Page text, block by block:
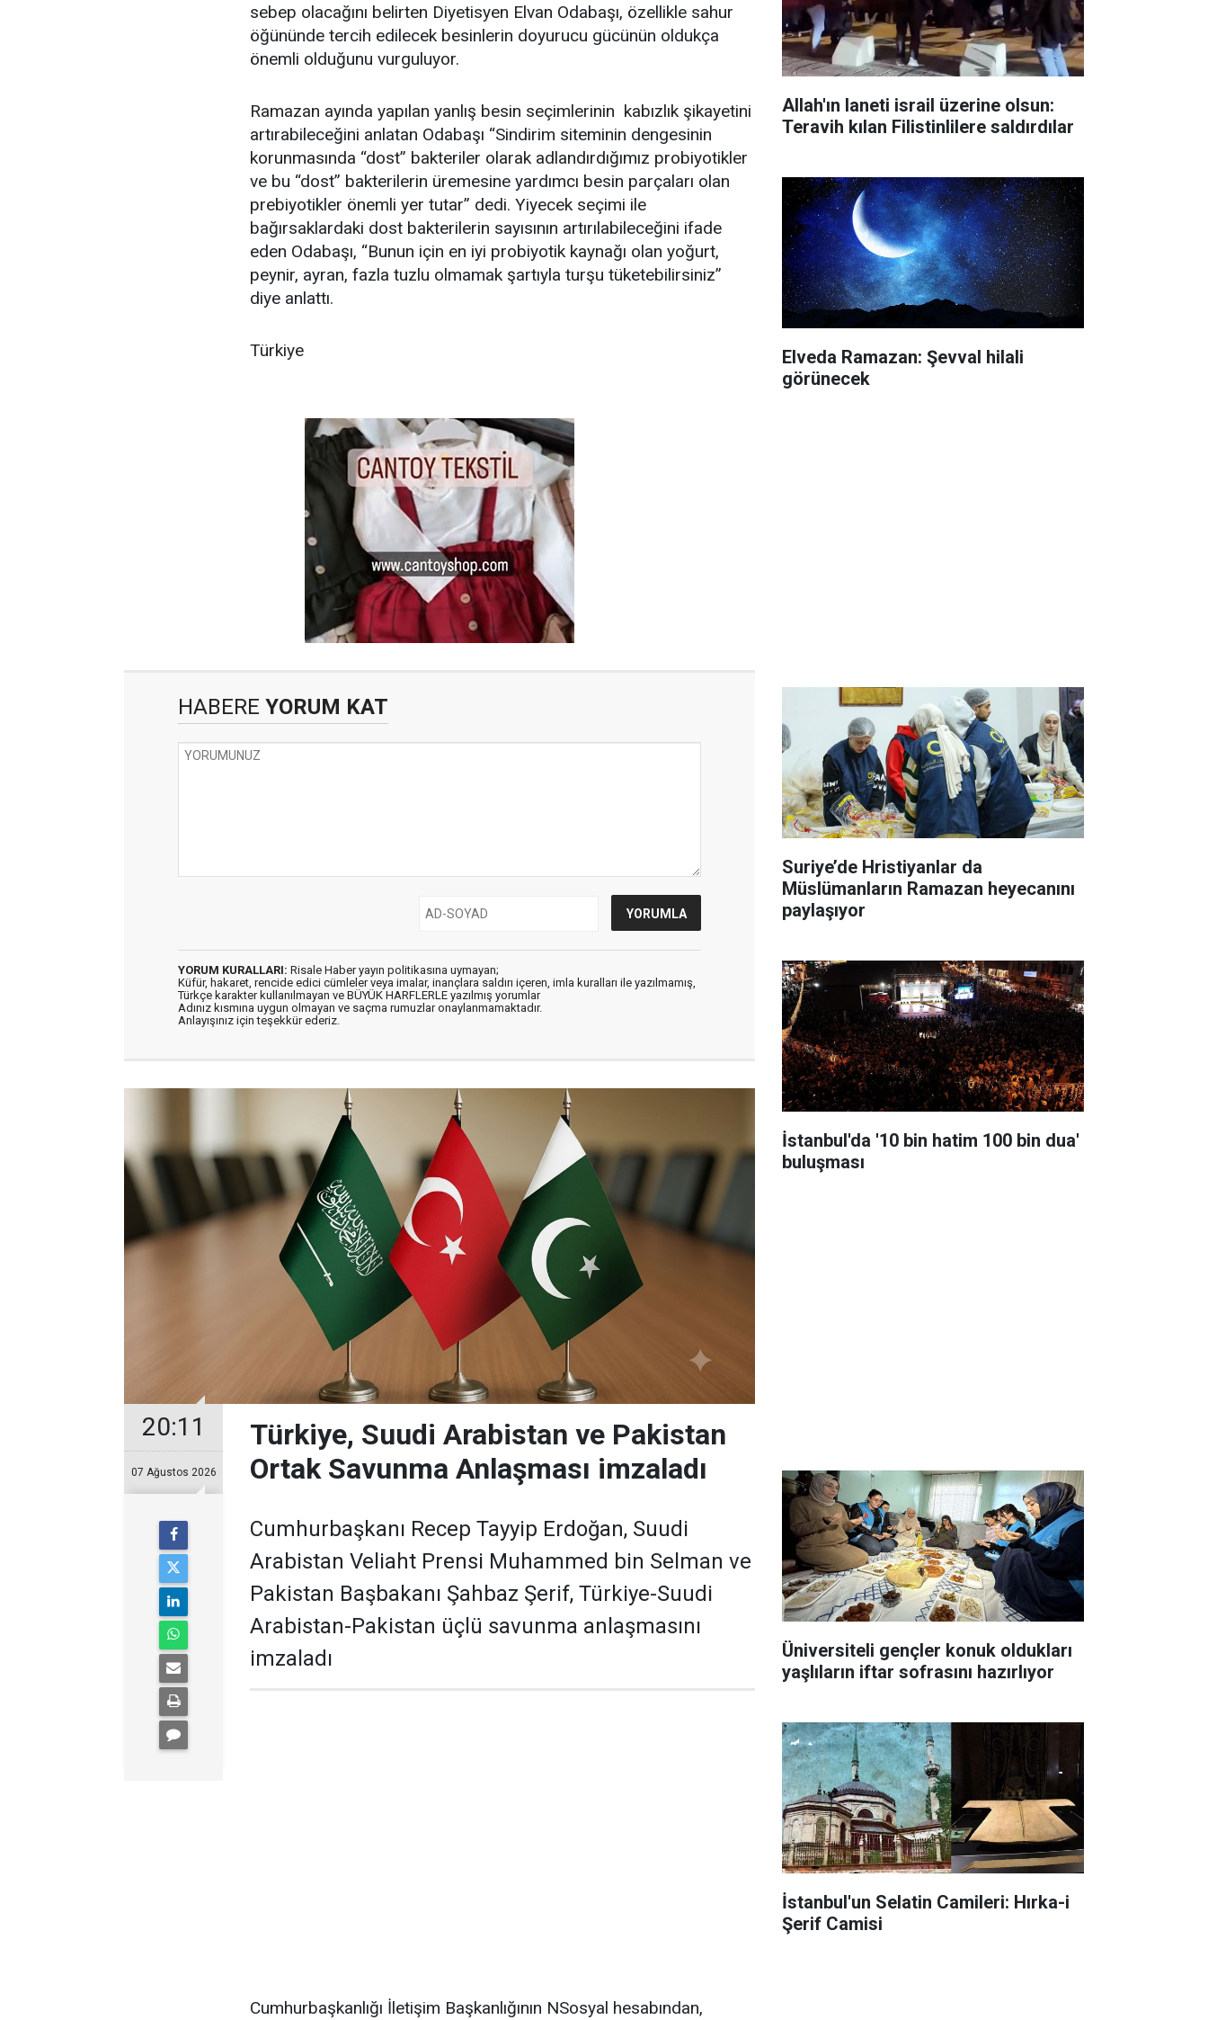
sebep olacağını belirten Diyetisyen Elvan Odabaşı, özellikle sahur
öğününde tercih edilecek besinlerin doyurucu gücünün oldukça
önemli olduğunu vurguluyor.
Ramazan ayında yapılan yanlış besin seçimlerinin kabızlık şikayetini
artırabileceğini anlatan Odabaşı “Sindirim siteminin dengesinin
korunmasında “dost” bakteriler olarak adlandırdığımız probiyotikler
ve bu “dost” bakterilerin üremesine yardımcı besin parçaları olan
prebiyotikler önemli yer tutar” dedi. Yiyecek seçimi ile
bağırsaklardaki dost bakterilerin sayısının artırılabileceğini ifade
eden Odabaşı, “Bunun için en iyi probiyotik kaynağı olan yoğurt,
peynir, ayran, fazla tuzlu olmamak şartıyla turşu tüketebilirsiniz”
diye anlattı.
Türkiye
HABERE YORUM KAT
YORUM KURALLARI: Risale Haber yayın politikasına uymayan;
Küfür, hakaret, rencide edici cümleler veya imalar, inançlara saldırı içeren, imla kuralları ile yazılmamış,
Türkçe karakter kullanılmayan ve BÜYÜK HARFLERLE yazılmış yorumlar
Adınız kısmına uygun olmayan ve saçma rumuzlar onaylanmamaktadır.
Anlayışınız için teşekkür ederiz.
20:11
07 Ağustos 2026
Türkiye, Suudi Arabistan ve Pakistan
Ortak Savunma Anlaşması imzaladı
Cumhurbaşkanı Recep Tayyip Erdoğan, Suudi
Arabistan Veliaht Prensi Muhammed bin Selman ve
Pakistan Başbakanı Şahbaz Şerif, Türkiye-Suudi
Arabistan-Pakistan üçlü savunma anlaşmasını
imzaladı
Cumhurbaşkanlığı İletişim Başkanlığının NSosyal hesabından,
Allah'ın laneti israil üzerine olsun:
Teravih kılan Filistinlilere saldırdılar
Elveda Ramazan: Şevval hilali
görünecek
Suriye’de Hristiyanlar da
Müslümanların Ramazan heyecanını
paylaşıyor
İstanbul'da '10 bin hatim 100 bin dua'
buluşması
Üniversiteli gençler konuk oldukları
yaşlıların iftar sofrasını hazırlıyor
İstanbul'un Selatin Camileri: Hırka-i
Şerif Camisi